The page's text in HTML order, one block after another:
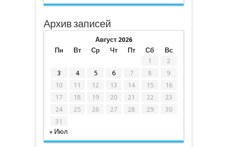
Архив записей
Август 2026
Пн
Вт Ср Чт Пт Сб
Вс
1
2
3
4 5 6 7 8
9
10
11 12 13 14 15
16
17
18 19 20 21 22
23
24
25 26 27 28 29
30
31
« Июл